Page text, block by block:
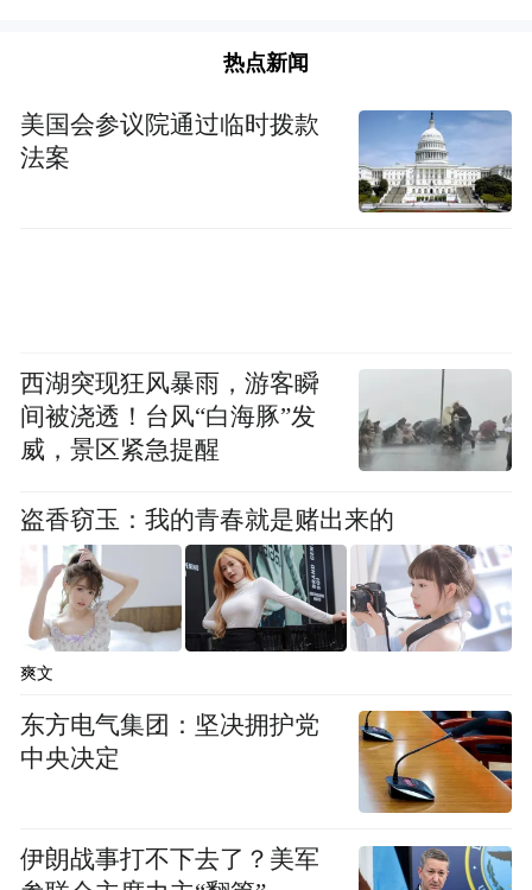
热点新闻
美国会参议院通过临时拨款
法案
西湖突现狂风暴雨，游客瞬
间被浇透！台风“白海豚”发
威，景区紧急提醒
盗香窃玉：我的青春就是赌出来的
爽文
东方电气集团：坚决拥护党
中央决定
伊朗战事打不下去了？美军